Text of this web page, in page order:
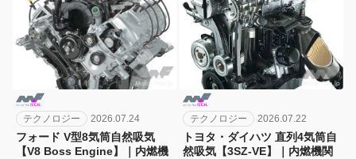
テクノロジー 2026.07.24
フォード V型8気筒自然吸気
【V8 Boss Engine】｜内燃機
テクノロジー 2026.07.22
トヨタ・ダイハツ 直列4気筒自
然吸気【3SZ-VE】｜内燃機関